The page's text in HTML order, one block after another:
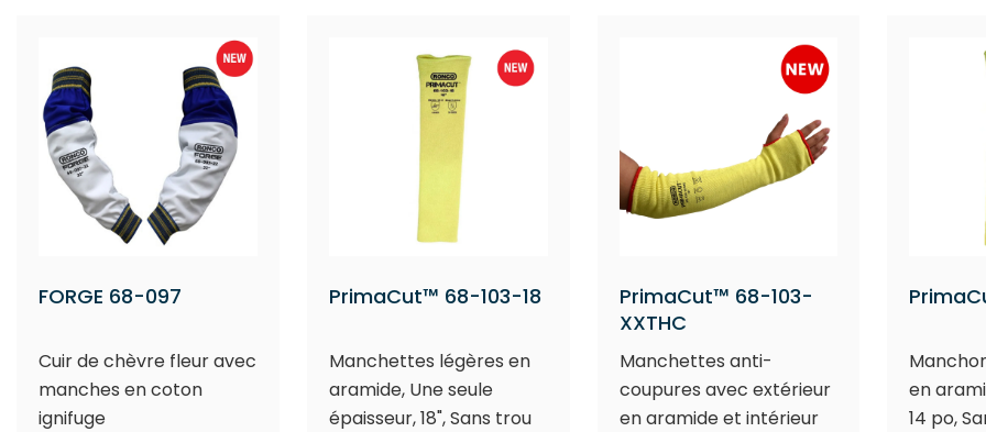
FORGE 68-097
Cuir de chèvre fleur avec
manches en coton
ignifuge
PrimaCut™ 68-103-18
Manchettes légères en
aramide, Une seule
épaisseur, 18", Sans trou
PrimaCut™ 68-103-
XXTHC
Manchettes anti-
coupures avec extérieur
en aramide et intérieur
en
14 po,